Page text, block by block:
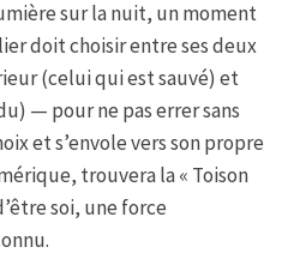
sur la nuit, un moment
doit choisir entre ses deux
(celui qui est sauvé) et
— pour ne pas errer sans
et s’envole vers son propre
trouvera la « Toison
soi, une force